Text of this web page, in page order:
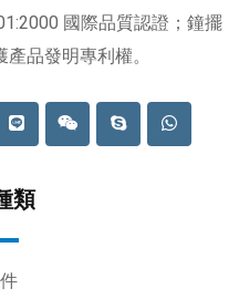
國際品質認證；鐘擺
品發明專利權。
類